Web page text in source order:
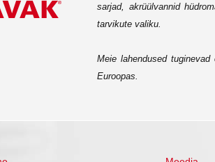
sarjad, akrüülvannid
tarvikute valiku.
Meie lahendused
Euroopas.